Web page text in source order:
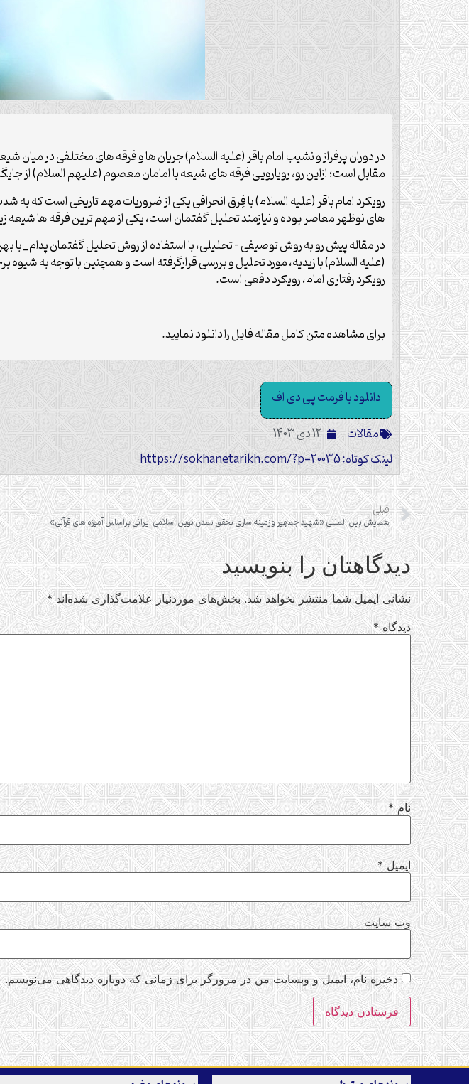
در دوران پرفراز و نشیب امام باقر (علیه السلام) جریان ها و فرقه های مختلفی در
مقابل است؛ ازاین رو، رویارویی فرقه های شیعه با امامان معصوم (علیهم السلام) از
رویکرد امام باقر (علیه السلام) با فِرق انحرافی یکی از ضروریات مهم تاریخی است که
های نوظهر معاصر بوده و نیازمند تحلیل گفتمان است، یکی از مهم ترین فرقه ها شیعه
در مقاله پیش رو به روش توصیفی – تحلیلی، با استفاده از روش تحلیل گفتمان پدام _ با
(علیه السلام) با زیدیه، مورد تحلیل و بررسی قرارگرفته است و همچنین با توجه به
رویکرد رفتاری امام، رویکرد دفعی است.
برای مشاهده متن کامل مقاله فایل را دانلود نمایید.
دانلود با فرمت پی دی اف
مقالات
12 دی 1403
لینک کوتاه: https://sokhanetarikh.com/?p=20035
قبلی
همایش بین المللی «شهید جمهور و زمینه سازی تحقق تمدن نوین اسلامی ایرانی براساس آموزه های قرآنی»
دیدگاهتان را بنویسید
نشانی ایمیل شما منتشر نخواهد شد. بخش‌های موردنیاز علامت‌گذاری شده‌اند*
دیدگاه*
نام*
ایمیل*
وب‌ سایت
ذخیره نام، ایمیل و وبسایت من در مرورگر برای زمانی که دوباره دیدگاهی می‌نویسم.